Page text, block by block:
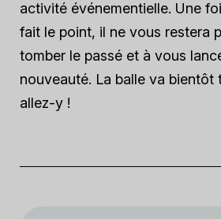
activité événementielle. Une
fait le point, il ne vous restera
tomber le passé et à vous
nouveauté. La balle va bientôt
allez-y !